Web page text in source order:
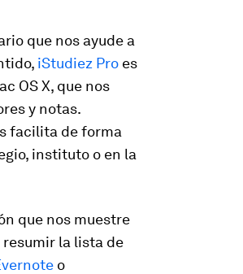
que nos ayude a
iStudiez Pro es
OS X, que nos
y notas.
facilita de forma
instituto o en la
que nos muestre
resumir la lista de
o